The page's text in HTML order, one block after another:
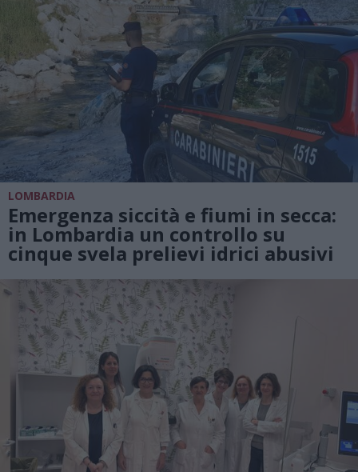
LOMBARDIA
Emergenza siccità e fiumi in secca:
in Lombardia un controllo su
cinque svela prelievi idrici abusivi